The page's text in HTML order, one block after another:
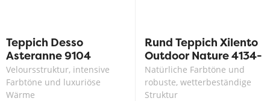
Teppich Desso
Asteranne 9104
Veloursstruktur, intensive
Farbtöne und luxuriöse
Wärme
Rund Teppich Xilento
Outdoor Nature 4134-
70
Natürliche Farbtöne und
robuste, wetterbeständige
Struktur